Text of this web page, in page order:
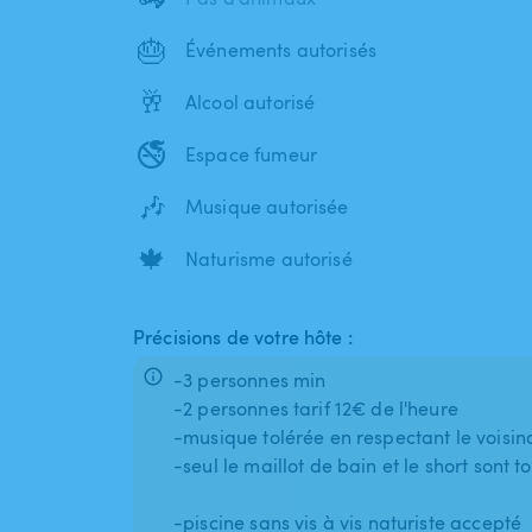
🎂 Événements autorisés
🥂 Alcool autorisé
🚭 Espace fumeur
🎶 Musique autorisée
🍁 Naturisme autorisé
Précisions de votre hôte :
-3 personnes min
-2 personnes tarif 12€ de l'heure
-musique tolérée en respectant le
-seul le maillot de bain et le short sont
-piscine sans vis à vis naturiste accepté